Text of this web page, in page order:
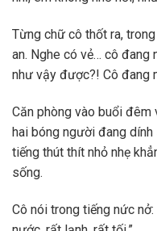
Từng chữ cô thốt ra,
an. Nghe có vẻ… cô đang
như vậy được?! Cô đang
Căn phòng vào buổi đêm
hai bóng người đang dính
tiếng thút thít nhỏ nhẹ
sống.
Cô nói trong tiếng nức nở: